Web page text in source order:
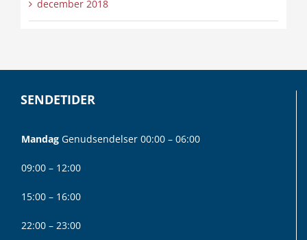
december 2018
SENDETIDER
Mandag Genudsendelser 00:00 – 06:00
09:00 – 12:00
15:00 – 16:00
22:00 – 23:00